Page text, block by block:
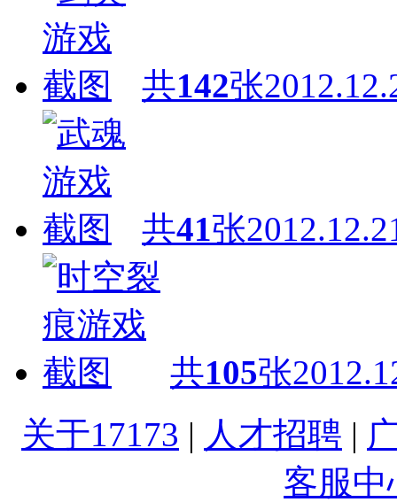
共142张
共41张
共105张
关于17173 | 人才招聘 |
客服中